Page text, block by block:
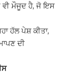
ਵੀ ਮੌਜੂਦ ਹੈ, ਜੋ ਇਸ
ਹੱਲ ਪੇਸ਼ ਕੀਤਾ,
ਦੀ